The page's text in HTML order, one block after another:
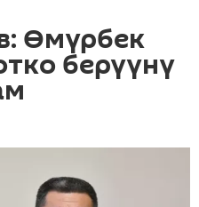
Өмүрбек
берүүнү